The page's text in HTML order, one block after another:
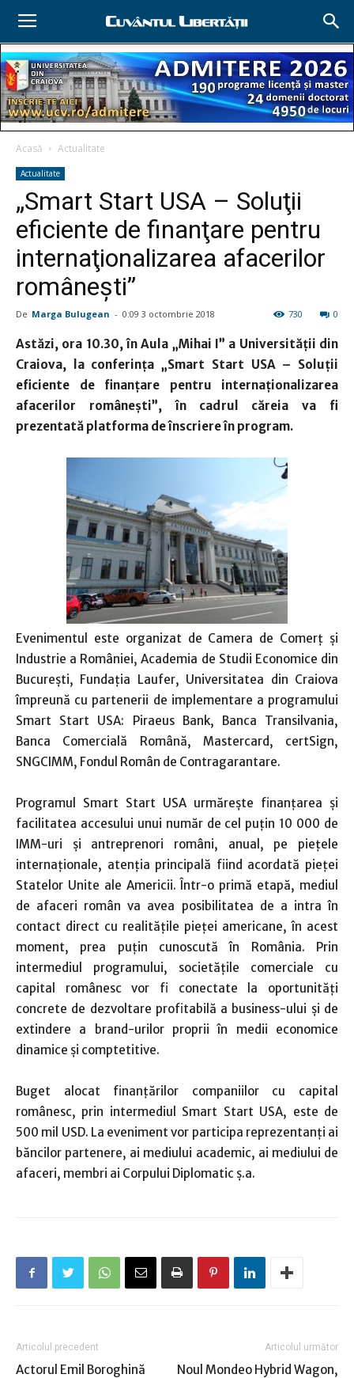
Acasă Actualitate
Actualitate
„Smart Start USA – Soluţii
eficiente de finanţare pentru
internaţionalizarea afacerilor
româneşti”
De Marga Bulugean - 0:09 3 octombrie 2018 0
730
Astăzi, ora 10.30, în Aula „Mihai I” a Universităţii din
Craiova, la conferinţa „Smart Start USA – Soluţii
eficiente de finanţare pentru internaţionalizarea
afacerilor româneşti”, în cadrul căreia va fi
prezentată platforma de înscriere în program.
Evenimentul este organizat de Camera de Comerţ şi
Industrie a României, Academia de Studii Economice din
Bucureşti, Fundaţia Laufer, Universitatea din Craiova
împreună cu partenerii de implementare a programului
Smart Start USA: Piraeus Bank, Banca Transilvania,
Banca Comercială Română, Mastercard, certSign,
SNGCIMM, Fondul Român de Contragarantare.
Programul Smart Start USA urmăreşte finanţarea şi
facilitatea accesului unui număr de cel puţin 10 000 de
IMM-uri şi antreprenori români, anual, pe pieţele
internaţionale, atenţia principală fiind acordată pieţei
Statelor Unite ale Americii. Într-o primă etapă, mediul
de afaceri român va avea posibilitatea de a intra în
contact direct cu realităţile pieţei americane, în acest
moment, prea puţin cunoscută în România. Prin
intermediul programului, societăţile comerciale cu
capital românesc vor fi conectate la oportunităţi
concrete de dezvoltare profitabilă a business-ului şi de
extindere a brand-urilor proprii în medii economice
dinamice şi comptetitive.
Buget alocat finanţărilor companiilor cu capital
românesc, prin intermediul Smart Start USA, este de
500 mil USD. La eveniment vor participa reprezentanţi ai
băncilor partenere, ai mediului academic, ai mediului de
afaceri, membri ai Corpului Diplomatic ş.a.
Articolul precedent
Actorul Emil Boroghină
Articolul următor
Noul Mondeo Hybrid Wagon,